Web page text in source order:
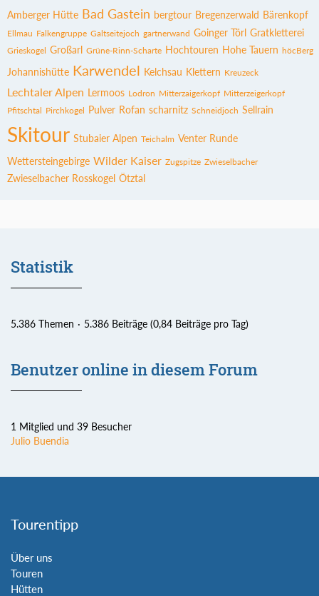
Amberger Hütte Bad Gastein bergtour Bregenzerwald Bärenkopf
Ellmau Falkengruppe Galtseitejoch gartnerwand Goinger Törl Gratkletterei
Grieskogel Großarl Grüne-Rinn-Scharte Hochtouren Hohe Tauern höcBerg
Johannishütte Karwendel Kelchsau Klettern Kreuzeck
Lechtaler Alpen Lermoos Lodron Mitterzaigerkopf Mitterzeigerkopf
Pfitschtal Pirchkogel Pulver Rofan scharnitz Schneidjoch Sellrain
Skitour Stubaier Alpen Teichalm Venter Runde
Wettersteingebirge Wilder Kaiser Zugspitze Zwieselbacher
Zwieselbacher Rosskogel Ötztal
Statistik
5.386 Themen 5.386 Beiträge (0,84 Beiträge pro Tag)
Benutzer online in diesem Forum
1 Mitglied und 39 Besucher
Julio Buendia
Tourentipp
Über uns
Touren
Hütten